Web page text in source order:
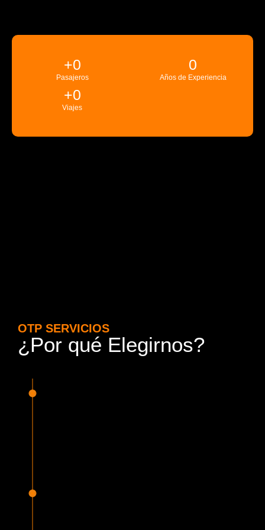
Pasajeros
+0
Años de Experiencia
0
Viajes
+0
OTP SERVICIOS
¿Por qué Elegirnos?